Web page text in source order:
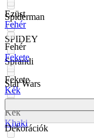
Spiderman
SPIDEY
Sprandi
Star Wars
Ezüst
Fehér
Fehér
Fekete
Fekete
Kék
Kék
Khaki
Dekorációk